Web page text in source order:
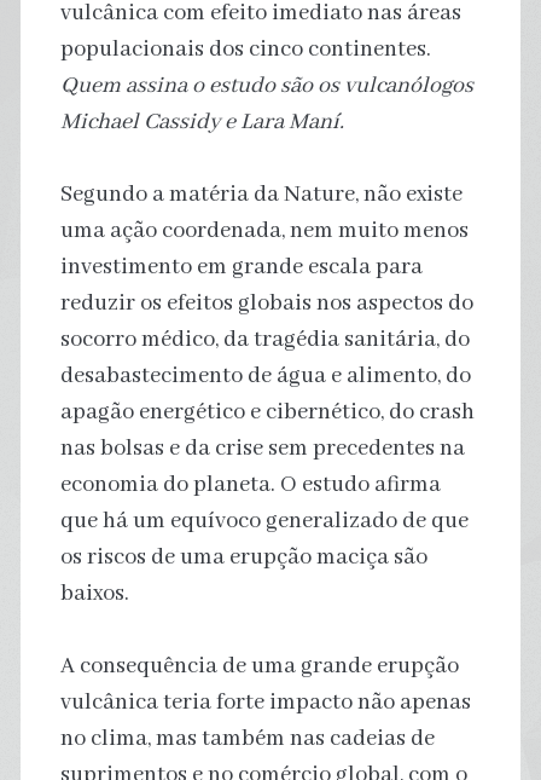
vulcânica com efeito imediato nas áreas
populacionais dos cinco continentes.
Quem assina o estudo são os vulcanólogos
Michael Cassidy e Lara Maní.
Segundo a matéria da Nature, não existe
uma ação coordenada, nem muito menos
investimento em grande escala para
reduzir os efeitos globais nos aspectos do
socorro médico, da tragédia sanitária, do
desabastecimento de água e alimento, do
apagão energético e cibernético, do crash
nas bolsas e da crise sem precedentes na
economia do planeta. O estudo afirma
que há um equívoco generalizado de que
os riscos de uma erupção maciça são
baixos.
A consequência de uma grande erupção
vulcânica teria forte impacto não apenas
no clima, mas também nas cadeias de